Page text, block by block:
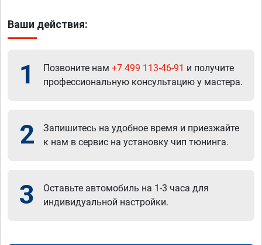
Ваши действия:
1 Позвоните нам +7 499 113-46-91 и получите
профессиональную консультацию у мастера.
2
Запишитесь на удобное время и приезжайте
к нам в сервис на установку чип тюнинга.
3
Оставьте автомобиль на 1-3 часа для
индивидуальной настройки.